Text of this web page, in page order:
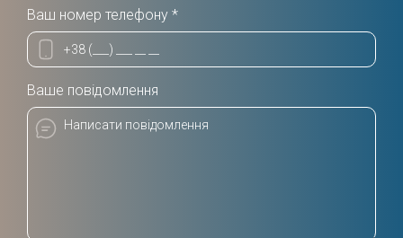
Ваш номер телефону *
Ваше повідомлення